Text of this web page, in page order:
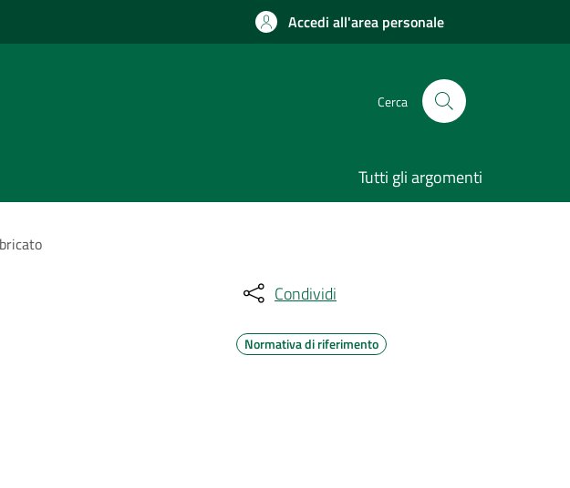
Accedi all'area personale
Cerca
Tutti gli argomenti
Condividi
Normativa di riferimento